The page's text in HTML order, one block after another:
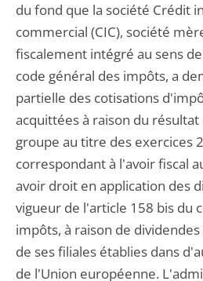
du fond que la société Crédit
commercial (CIC), société
fiscalement intégré au sens
code général des impôts, a
partielle des cotisations
acquittées à raison du
groupe au titre des exercices
correspondant à l'avoir fiscal
avoir droit en application des
vigueur de l'article 158 bis du
impôts, à raison de
de ses filiales établies dans
de l'Union européenne.